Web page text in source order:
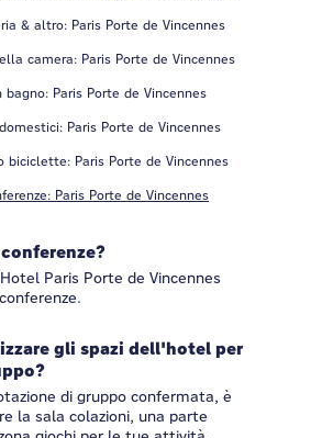
& altro: Paris Porte de Vincennes
camera: Paris Porte de Vincennes
bagno: Paris Porte de Vincennes
Paris Porte de Vincennes
biciclette: Paris Porte de Vincennes
Paris Porte de Vincennes
Paris Porte de Vincennes
gli spazi dell'hotel per
di gruppo confermata, è
la sala colazioni, una parte